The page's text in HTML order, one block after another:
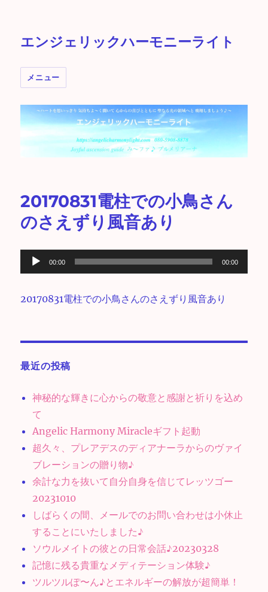
エンジェリックハーモニーライト
メニュー
20170831電柱での小鳥さん
のさえずり風音あり
声
ヤ
ー
00:00 00:00
20170831電柱での小鳥さんのさえずり風音あり
最近の投稿
神秘的な輝きに心からの敬意と感謝と祈りを込め
て
Angelic Harmony Miracleギフト起動
超久々、プレアデスのディアナーラからのヴァイ
ブレーションの贈り物♪
余計な力を抜いて自分自身を信じてレッツゴー
20231010
しばらくの間、メールでのお問い合わせは小休止
することにいたしました♪
ソウルメイトの彼との日常会話♪20230328
記憶に残る貴重なメディテーション体験♪
ツルツルぽ〜ん♪とエネルギーの解放が超簡単！